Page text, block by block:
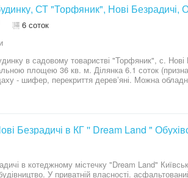
СТ "Торфяник", Нові Безрадичі,
6 соток
в садовому товаристві "Торфяник", с.
соток (призначення — садівництво), огороджена
Безрадичі в КГ '' Dream Land "
в котеджному містечку "Dream Land"
У приватній власності.